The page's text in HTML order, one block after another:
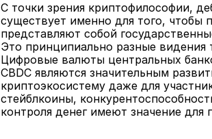
С точки зрения криптофилософии,
существует именно для того, чтобы
представляют собой
Это принципиально разные
Цифровые валюты центральных
CBDC являются значительным
криптоэкосистему даже для
стейблкоины,
контроля денег имеют значение